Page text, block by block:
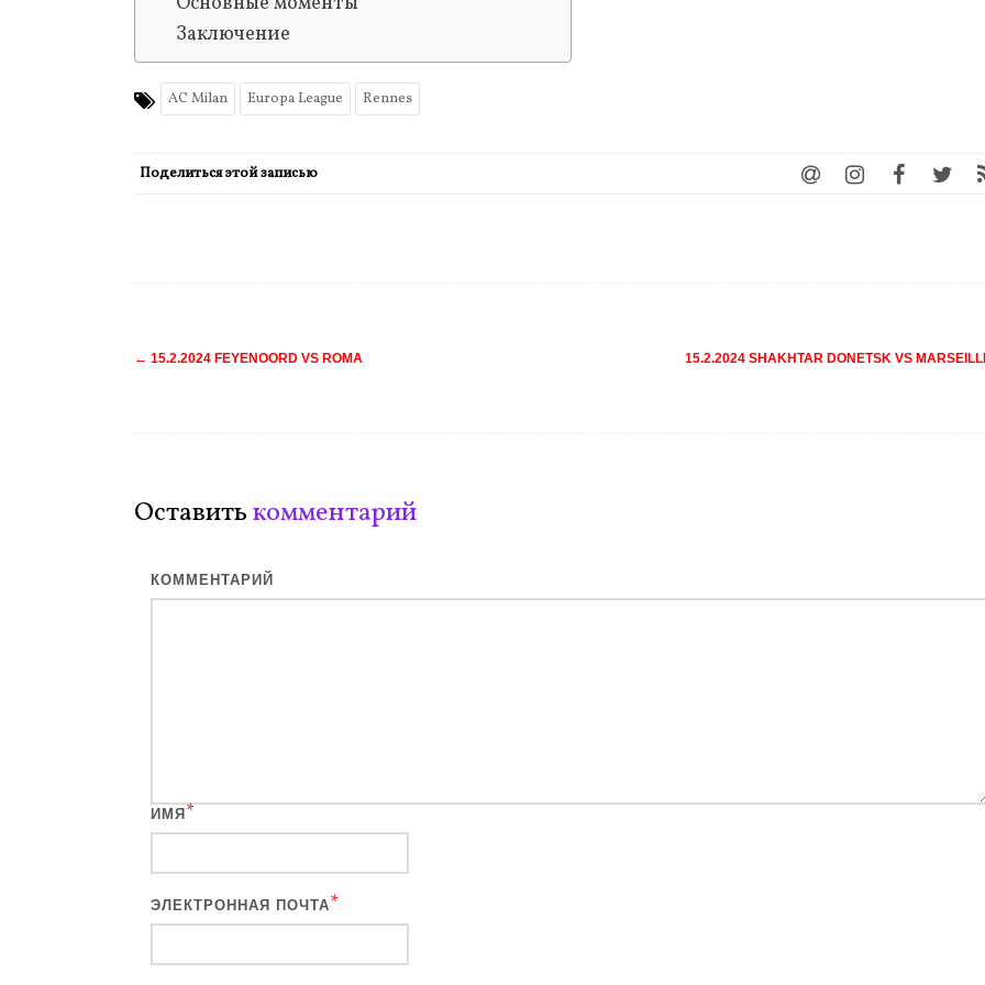
Заключение
AC Milan Europa League Rennes
Поделиться этой записью
Навигация
← 15.2.2024 FEYENOORD VS ROMA 15.2.2024 SHAKHTAR DONETSK VS
Оставитькомментарий
КОММЕНТАРИЙ
ИМЯ *
ЭЛЕКТРОННАЯ ПОЧТА*